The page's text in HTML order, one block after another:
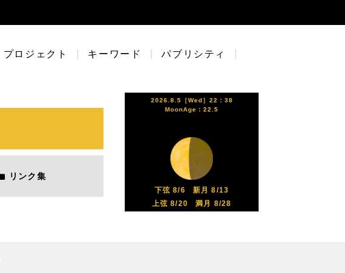
プロジェクト キーワード パブリシティ
リンク集
2026.8.5［Wed］22：38
MoonAge：22.5
下弦 8/6
新月 8/13
上弦 8/20
満月 8/28